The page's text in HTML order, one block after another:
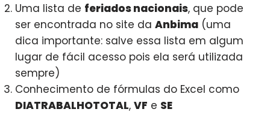
Uma lista de feriados nacionais, que pode
ser encontrada no site da Anbima (uma
dica importante: salve essa lista em algum
lugar de fácil acesso pois ela será utilizada
sempre)
Conhecimento de fórmulas do Excel como
DIATRABALHOTOTAL, VF e SE